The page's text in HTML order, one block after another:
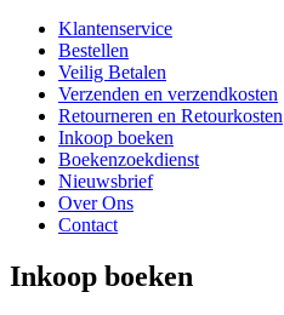
Klantenservice
Bestellen
Veilig Betalen
Verzenden en verzendkosten
Retourneren en Retourkosten
Inkoop boeken
Boekenzoekdienst
Nieuwsbrief
Over Ons
Contact
Inkoop boeken